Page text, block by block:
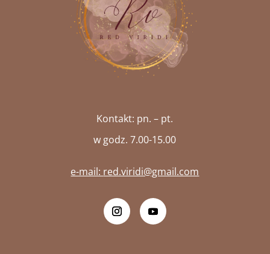
Kontakt: pn. – pt.
w godz. 7.00-15.00
e-mail: red.viridi@gmail.com